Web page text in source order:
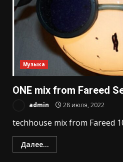
Музыка
ONE mix from Fareed
admin 28 июля, 2022
techhouse mix from Fareed
Далее...